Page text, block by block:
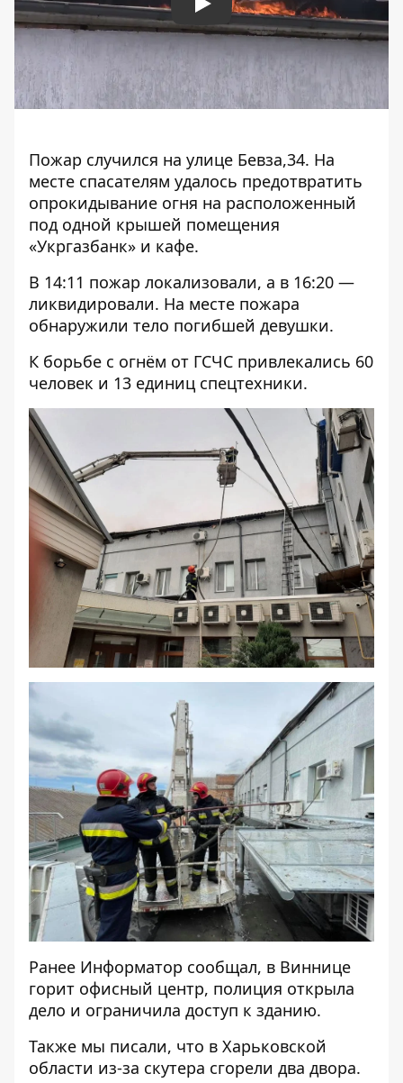
Play
Пожар случился на улице Бевза,34. На
месте спасателям удалось предотвратить
опрокидывание огня на расположенный
под одной крышей помещения
«Укргазбанк» и кафе.
В 14:11 пожар локализовали, а в 16:20 —
ликвидировали. На месте пожара
обнаружили тело погибшей девушки.
К борьбе с огнём от ГСЧС привлекались 60
человек и 13 единиц спецтехники.
Ранее Информатор сообщал, в Виннице
горит офисный центр, полиция открыла
дело и ограничила доступ к зданию.
Также мы писали, что в Харьковской
области из-за скутера сгорели два двора.